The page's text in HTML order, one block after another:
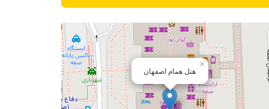
هتل همام اصفهان
×